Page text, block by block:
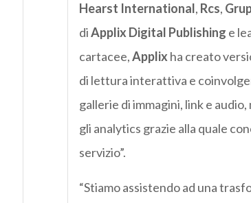
Hearst International, Rcs,
diApplix Digital Publishing e
cartacee,Applix ha creato
di lettura interattiva e
gallerie di immagini, link e
gli analytics grazie alla quale
servizio”.
“Stiamo assistendo ad una